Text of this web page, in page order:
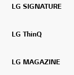
LG SIGNATURE
LG ThinQ
LG MAGAZINE